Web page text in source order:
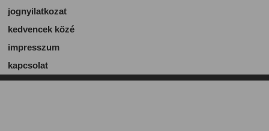
jognyilatkozat
kedvencek közé
impresszum
kapcsolat